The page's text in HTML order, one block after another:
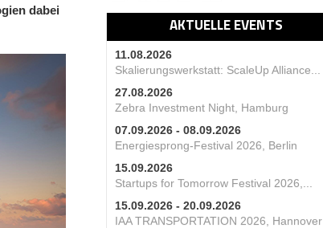
AKTUELLE EVENTS
11.08.2026
Skalierungswerkstatt: ScaleUp Alliance...
27.08.2026
Zebra Investment Night, Hamburg
07.09.2026 - 08.09.2026
Energiesprong-Festival 2026, Berlin
15.09.2026
Startups for Tomorrow Festival 2026,...
15.09.2026 - 20.09.2026
IAA TRANSPORTATION 2026, Hannover
dabei